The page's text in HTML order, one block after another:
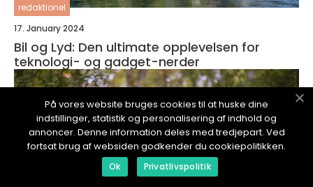
redaktionel
17. January 2024
Bil og Lyd: Den ultimate opplevelsen for
teknologi- og gadget-nerder
På vores website bruges cookies til at huske dine
indstillinger, statistik og personalisering af indhold og
annoncer. Denne information deles med tredjepart. Ved
fortsat brug af websiden godkender du cookiepolitikken.
Ok Privatlivspolitik